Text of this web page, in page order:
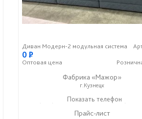
Диван Модерн-2 модульная система
0P
Оптовая цена
Фабрика «Мажор»
г.Кузнецк
+7 (999) 611-98-99 ☎+7 (999) 610-
Показать телефон
Прайс-лист